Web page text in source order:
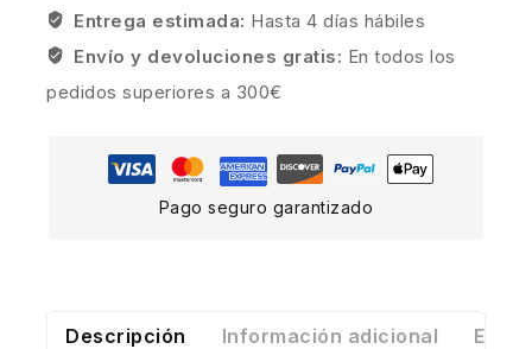
Entrega estimada: Hasta 4 días hábiles
Envío y devoluciones gratis: En todos los
pedidos superiores a 300€
Pago seguro garantizado
Descripción Información adicional